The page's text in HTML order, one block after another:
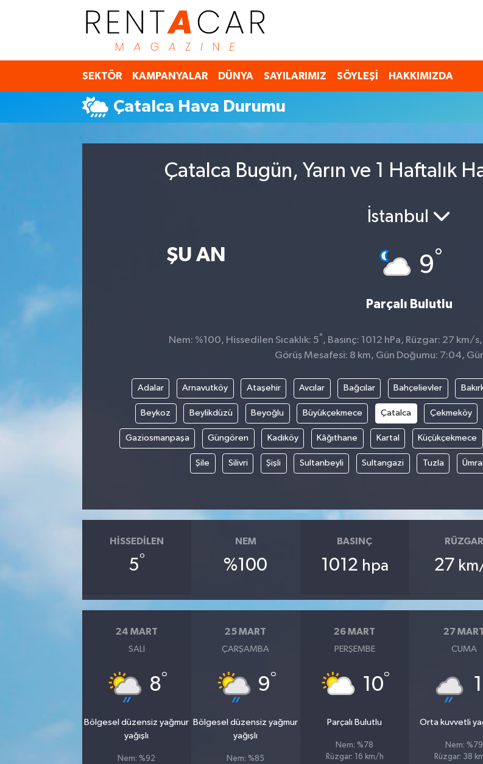
SEKTÖR KAMPANYALAR DÜNYA SAYILARIMIZ SÖYLEŞİ HAKKIMIZDA
Çatalca Hava Durumu
Çatalca Bugün, Yarın ve 1 Haftalık
ŞU AN
İstanbul
9°
Parçalı Bulutlu
Nem: %100, Hissedilen Sıcaklık: 5° , Basınç: 1012 hPa, Rüzgar: 27 km/
Görüş Mesafesi: 8 km, Gün Doğumu: 7:04, Gün
Adalar Arnavutköy Ataşehir Avcılar Bağcılar Bahçelievler
Beykoz Beylikdüzü Beyoğlu Büyükçekmece Çatalca Çekmeköy
Gaziosmanpaşa Güngören Kadıköy Kâğıthane Kartal Küçükçekmece
Şile Silivri Şişli Sultanbeyli Sultangazi Tuzla
HISSEDILEN
5°
NEM
%100
BASINÇ
1012 hpa
RÜZGAR
27
24 MART
SALI
8°
Bölgesel düzensiz yağmur
yağışlı
Nem: %92
25 MART
ÇARŞAMBA
9°
Bölgesel düzensiz yağmur
yağışlı
Nem: %85
26 MART
PERŞEMBE
10°
Parçalı Bulutlu
Nem: %78
Rüzgar: 16 km/h
27
CUMA
Orta kuvvetli
Nem: %79
Rüzgar: 38
İstanbul Nöbetçi Eczaneler
İstanbul Hava Durumu
İstanbul Namaz Vakitleri
Süper Lig Puan Durumu ve Fikstür